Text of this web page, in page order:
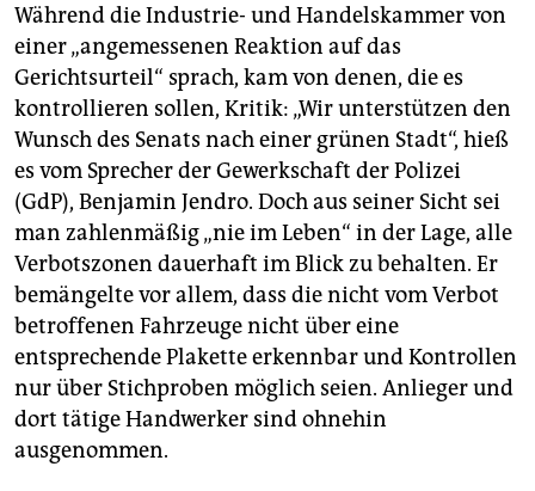
Während die Industrie- und Handelskammer von
einer „angemessenen Reaktion auf das
Gerichtsurteil“ sprach, kam von denen, die es
kontrollieren sollen, Kritik: „Wir unterstützen den
Wunsch des Senats nach einer grünen Stadt“, hieß
es vom Sprecher der Gewerkschaft der Polizei
(GdP), Benjamin Jendro. Doch aus seiner Sicht sei
man zahlenmäßig „nie im Leben“ in der Lage, alle
Verbotszonen dauerhaft im Blick zu behalten. Er
bemängelte vor allem, dass die nicht vom Verbot
betroffenen Fahrzeuge nicht über eine
entsprechende Plakette erkennbar und Kontrollen
nur über Stichproben möglich seien. Anlieger und
dort tätige Handwerker sind ohnehin
ausgenommen.